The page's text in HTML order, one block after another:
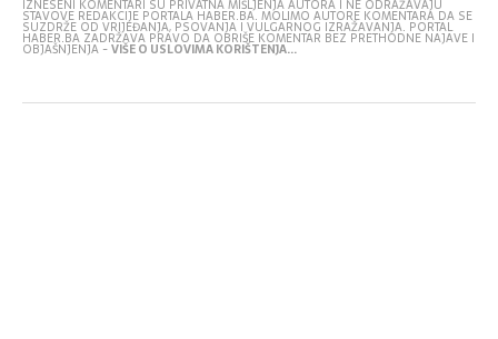
IZNESENI KOMENTARI SU PRIVATNA MIŠLJENJA AUTORA I NE ODRAŽAVAJU
STAVOVE REDAKCIJE PORTALA HABER.BA. MOLIMO AUTORE KOMENTARA DA SE
SUZDRŽE OD VRIJEĐANJA, PSOVANJA I VULGARNOG IZRAŽAVANJA. PORTAL
HABER.BA ZADRŽAVA PRAVO DA OBRIŠE KOMENTAR BEZ PRETHODNE NAJAVE I
OBJAŠNJENJA -VIŠE O USLOVIMA KORIŠTENJA...